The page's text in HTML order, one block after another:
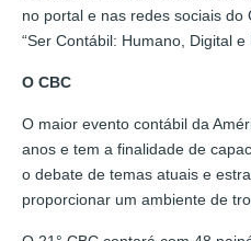
no portal e nas redes sociais do
“Ser Contábil: Humano, Digital e
O CBC
O maior evento contábil da
anos e tem a finalidade de
o debate de temas atuais e
proporcionar um ambiente de